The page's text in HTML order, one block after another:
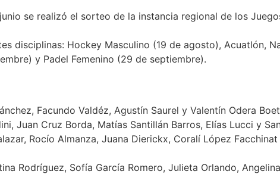
se realizó el sorteo de la instancia regional de los
disciplinas: Hockey Masculino (19 de agosto), Acuatlón,
y Padel Femenino (29 de septiembre).
Facundo Valdéz, Agustín Saurel y Valentín Odera
Juan Cruz Borda, Matías Santillán Barros, Elías Lucci y
Rocío Almanza, Juana Dierickx, Coralí López
Rodríguez, Sofía García Romero, Julieta Orlando,